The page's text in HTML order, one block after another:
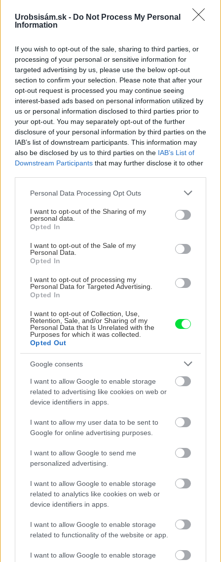
Urobsisám.sk - Do Not Process My Personal
Information
If you wish to opt-out of the sale, sharing to third parties, or
processing of your personal or sensitive information for
targeted advertising by us, please use the below opt-out
section to confirm your selection. Please note that after your
opt-out request is processed you may continue seeing
interest-based ads based on personal information utilized by
us or personal information disclosed to third parties prior to
your opt-out. You may separately opt-out of the further
disclosure of your personal information by third parties on the
IAB’s list of downstream participants. This information may
also be disclosed by us to third parties on the IAB’s List of
Downstream Participants that may further disclose it to other
Please note that this website/app uses one or more Google
not limited to your visit or usage behaviour. You may click to
grant or deny consent to Google and its third-party tags to
use your data for below specified purposes in below Google
consent section.
Personal Data Processing Opt Outs
I want to opt-out of the Sharing of my
personal data.
Opted In
I want to opt-out of the Sale of my
Personal Data.
Opted In
I want to opt-out of processing my
Personal Data for Targeted Advertising.
Opted In
I want to opt-out of Collection, Use,
Retention, Sale, and/or Sharing of my
Personal Data that Is Unrelated with the
Purposes for which it was collected.
Opted Out
Google consents
I want to allow Google to enable storage
related to advertising like cookies on web or
device identifiers in apps.
I want to allow my user data to be sent to
Google for online advertising purposes.
I want to allow Google to send me
personalized advertising.
I want to allow Google to enable storage
related to analytics like cookies on web or
device identifiers in apps.
I want to allow Google to enable storage
related to functionality of the website or app.
I want to allow Google to enable storage
NAJČÍTANEJŠIE
Trvalky, ktoré znesú sucho a teplo? Tieto
vysaďte na miesta, na ktoré slnko svieti celý
deň
Dom s ukážkovou záhradou: Majitelia mali pri
výbere stavebného materiálu jasno
Čo robiť, ak paradajky dozrievajú pomaly? Trik
s odlisťovaním funguje aj cez leto, ale pozor na
chyby
domácu pascu na osy a sršne, ktorá ich
nepustí von
Chcete dominantu interiéru, ktorá pritiahne
svietidlo
NAŠE ČASOPISY
UROB SI SÁM 7-8/2026
KDE SA DISKUTUJE
Vnútorné žalúzie sú v 40-stupňových horúčavách pasca:
pohoda.
Akurát ten problém doma riešime na oknách z južnej